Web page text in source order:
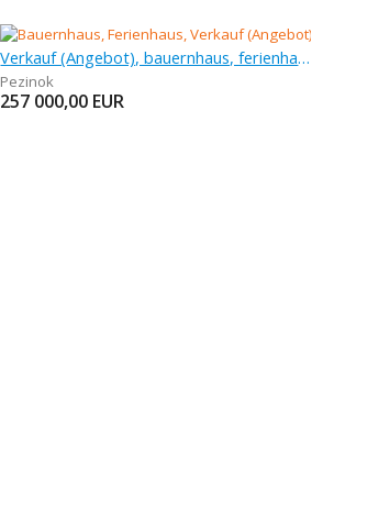
Verkauf (Angebot), bauernhaus, ferienhaus
Pezinok
257 000,00 EUR